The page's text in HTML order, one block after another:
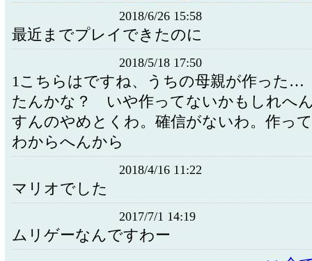
2018/6/26 15:58
最近までプレイできたのに
2018/5/18 17:50
1こちらはですね、うちの母親が作った
たんかな？ いや作ってないかもしれへ
すんのやめとくわ。確信がないわ。作っ
わからへんから
2018/4/16 11:22
マリオでした
2017/7/1 14:19
ムリゲーなんですわー